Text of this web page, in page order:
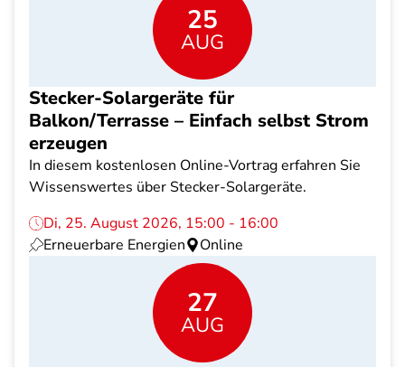
25
AUG
Stecker-Solargeräte für
Balkon/Terrasse – Einfach selbst Strom
erzeugen
In diesem kostenlosen Online-Vortrag erfahren Sie
Wissenswertes über Stecker-Solargeräte.
Di, 25. August 2026, 15:00 - 16:00
Erneuerbare Energien
Online
27
AUG